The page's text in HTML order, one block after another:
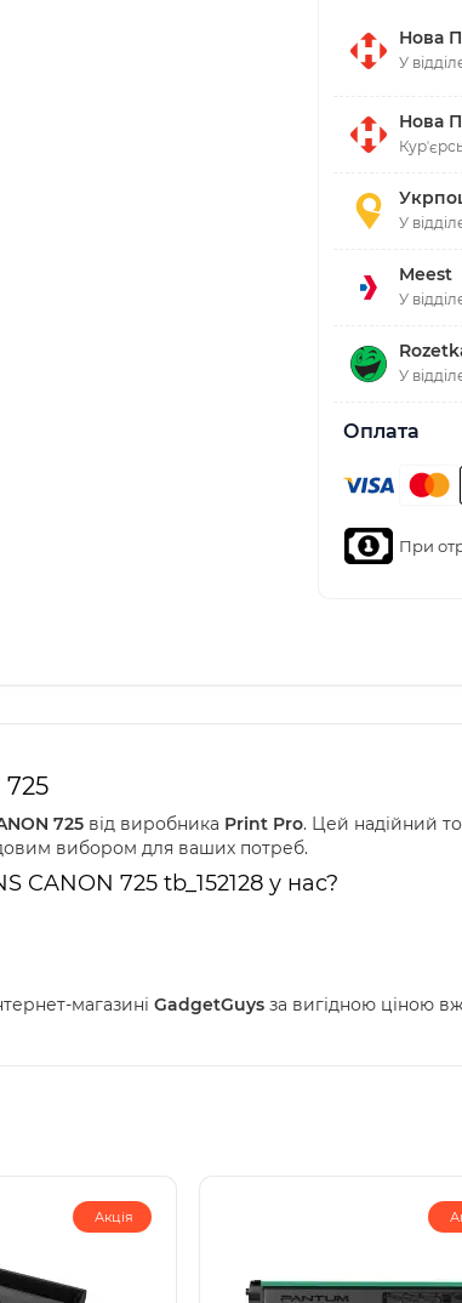
Нова
У
Нова
У
Meest
У
У
Оплата
При
725 від виробника Print Pro. Цей надійний
вибором для ваших потреб.
725 tb_152128 у нас?
магазині GadgetGuys за вигідною ціною
Акція